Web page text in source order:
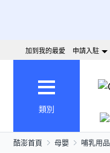
加到我的最愛 申請入駐
類別
酷澎首頁 母嬰 哺乳用品